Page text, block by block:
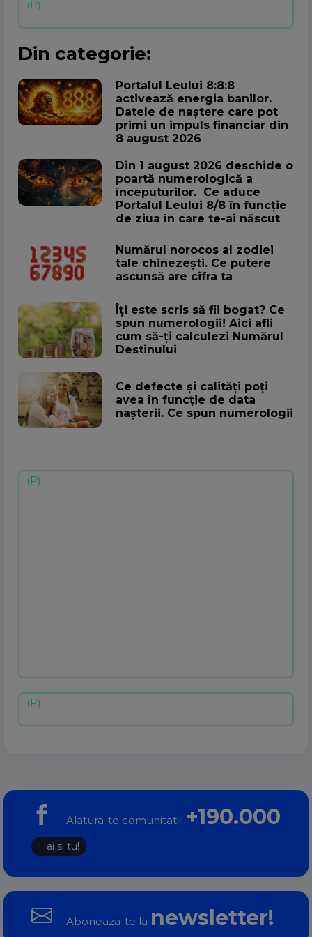
Din categorie:
Portalul Leului 8:8:8
activează energia banilor.
Datele de naștere care pot
primi un impuls financiar din
8 august 2026
Din 1 august 2026 deschide o
poartă numerologică a
începuturilor. Ce aduce
Portalul Leului 8/8 în funcție
de ziua în care te-ai născut
Numărul norocos al zodiei
tale chinezești. Ce putere
ascunsă are cifra ta
Îți este scris să fii bogat? Ce
spun numerologii! Aici afli
cum să-ți calculezi Numărul
Destinului
Ce defecte și calități poți
avea în funcție de data
nașterii. Ce spun numerologii
Alatura-te comunitatii! +190.000
Hai si tu!
Aboneaza-te la newsletter!